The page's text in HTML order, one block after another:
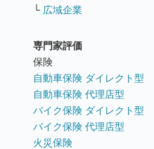
└ 広域企業
専門家評価
保険
自動車保険 ダイレクト型
自動車保険 代理店型
バイク保険 ダイレクト型
バイク保険 代理店型
火災保険